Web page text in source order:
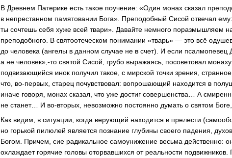
В Древнем Патерике есть такое поучение: «Один монах сказал
в непрестанном памятовании Бога». Преподобный Сисой отвечал ему:
ты сочтешь себя хуже всей твари». Давайте немного поразмышляем
преподобного. В святоотеческом понимании «тварь» — это всё
до человека (ангелы в данном случае не в счет). И если псалмопевец
а не человек»,-то святой Сисой, грубо выражаясь, посоветовал
подвизающийся инок получил такое, с мирской точки зрения,
что, во-первых, старец почувствовал: вопрошающий находится в
иначе говоря, монах сказал, что уже достиг совершенства… А
не станет… И во-вторых, невозможно постоянно думать о святом
Как видим, в ситуации, когда верующий находится в прелести
но горькой пилюлей является познание глубины своего падения,
Богом. Причем, сие радикальное самоунижение весьма действенно:
охлаждает горячие головы оторвавшихся от реальности